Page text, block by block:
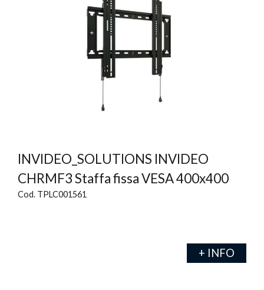
INVIDEO_SOLUTIONS INVIDEO
CHRMF3 Staffa fissa VESA 400x400
Cod. TPLC001561
+ INFO